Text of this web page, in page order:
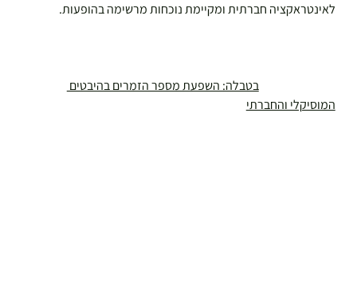
לאינטראקציה חברתית ומקיימת נוכחות מרשימה בהופעות.
בטבלה: השפעת מספר הזמרים בהיבטים
המוסיקלי והחברתי